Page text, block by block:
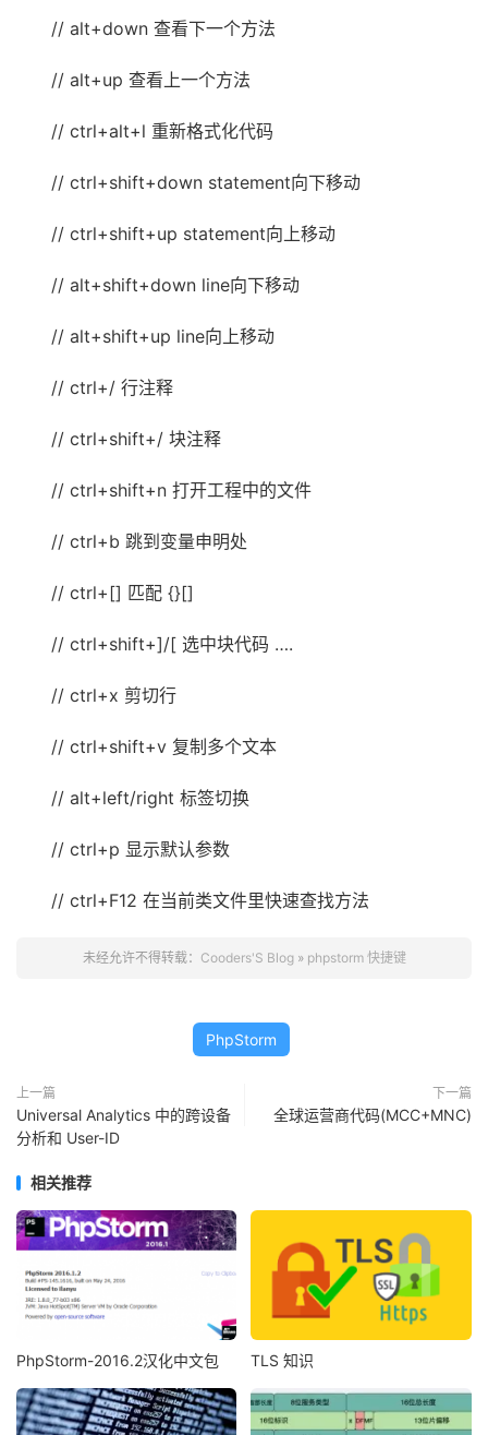
// alt+down 查看下一个方法
// alt+up 查看上一个方法
// ctrl+alt+l 重新格式化代码
// ctrl+shift+down statement向下移动
// ctrl+shift+up statement向上移动
// alt+shift+down line向下移动
// alt+shift+up line向上移动
// ctrl+/ 行注释
// ctrl+shift+/ 块注释
// ctrl+shift+n 打开工程中的文件
// ctrl+b 跳到变量申明处
// ctrl+[] 匹配 {}[]
// ctrl+shift+]/[ 选中块代码 ….
// ctrl+x 剪切行
// ctrl+shift+v 复制多个文本
// alt+left/right 标签切换
// ctrl+p 显示默认参数
// ctrl+F12 在当前类文件里快速查找方法
未经允许不得转载： Cooders'S Blog» phpstorm 快捷键
PhpStorm
上一篇
Universal Analytics 中的跨设备
分析和 User-ID
下一篇
全球运营商代码(MCC+MNC)
相关推荐
PhpStorm-2016.2汉化中文包 TLS 知识